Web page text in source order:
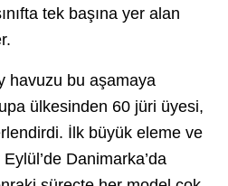
tek başına yer alan
havuzu bu aşamaya
ülkesinden 60 jüri üyesi,
İlk büyük eleme ve
Danimarka’da